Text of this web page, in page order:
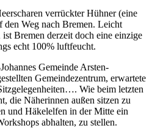
verrückter Hühner (eine
den Weg nach Bremen. Leicht
Bremen derzeit doch eine einzige
echt 100% luftfeucht.
Gemeinde Arsten-
Gemeindezentrum, erwartete
Wie beim letzten
die Näherinnen außen sitzen zu
und Häkelelfen in der Mitte ein
abhalten, zu stellen.